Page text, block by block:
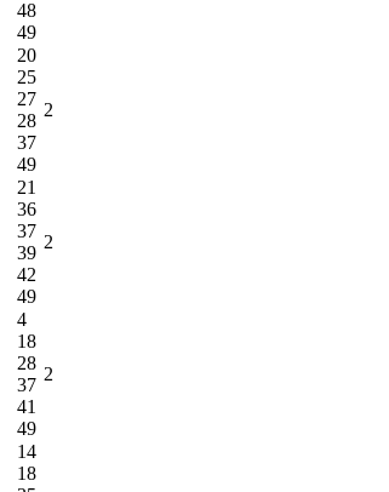
48
49
20
25
27
28
37
49
2
21
36
37
39
42
49
2
4
18
28
37
41
49
2
14
18